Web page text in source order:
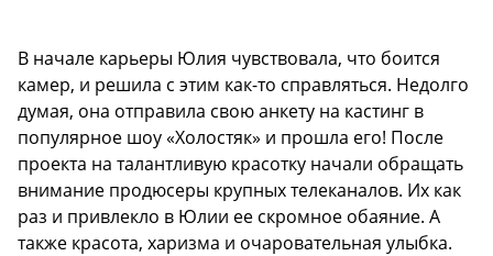
В начале карьеры Юлия чувствовала, что боится
камер, и решила с этим как-то справляться. Недолго
думая, она отправила свою анкету на кастинг в
популярное шоу «Холостяк» и прошла его! После
проекта на талантливую красотку начали обращать
внимание продюсеры крупных телеканалов. Их как
раз и привлекло в Юлии ее скромное обаяние. А
также красота, харизма и очаровательная улыбка.